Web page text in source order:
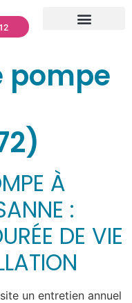
pompe
À
:
DE VIE
un entretien annuel